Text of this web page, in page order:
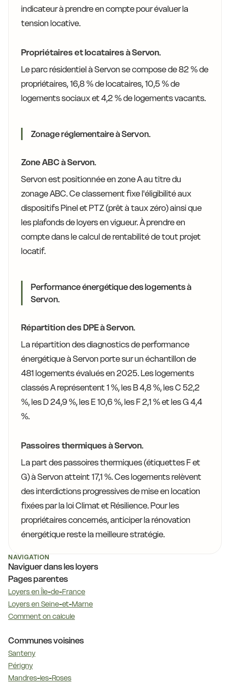
indicateur à prendre en compte pour évaluer la
tension locative.
Propriétaires et locataires à Servon.
Le parc résidentiel à Servon se compose de 82 % de
propriétaires, 16,8 % de locataires, 10,5 % de
logements sociaux et 4,2 % de logements vacants.
Zonage réglementaire à Servon.
Zone ABC à Servon.
Servon est positionnée en zone A au titre du
zonage ABC. Ce classement fixe l'éligibilité aux
dispositifs Pinel et PTZ (prêt à taux zéro) ainsi que
les plafonds de loyers en vigueur. À prendre en
compte dans le calcul de rentabilité de tout projet
locatif.
Performance énergétique des logements à
Servon.
Répartition des DPE à Servon.
La répartition des diagnostics de performance
énergétique à Servon porte sur un échantillon de
481 logements évalués en 2025. Les logements
classés A représentent 1 %, les B 4,8 %, les C 52,2
%, les D 24,9 %, les E 10,6 %, les F 2,1 % et les G 4,4
%.
Passoires thermiques à Servon.
La part des passoires thermiques (étiquettes F et
G) à Servon atteint 17,1 %. Ces logements relèvent
des interdictions progressives de mise en location
fixées par la loi Climat et Résilience. Pour les
propriétaires concernés, anticiper la rénovation
énergétique reste la meilleure stratégie.
NAVIGATION
Naviguer dans les loyers
Pages parentes
Loyers en Île-de-France
Loyers en Seine-et-Marne
Comment on calcule
Communes voisines
Santeny
Périgny
Mandres-les-Roses